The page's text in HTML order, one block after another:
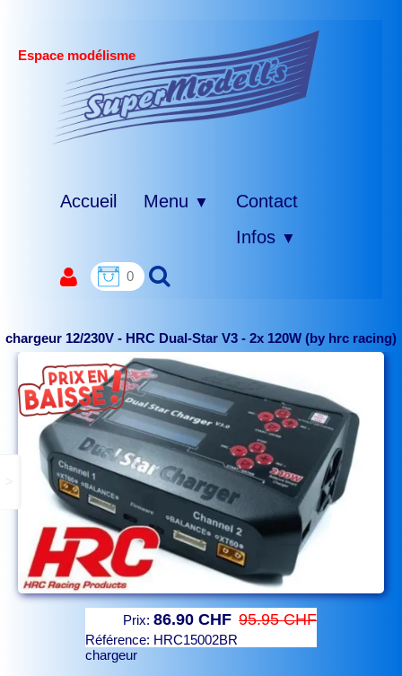
Espace modélisme
Accueil Menu ▼
Contact
Infos ▼
0
chargeur 12/230V - HRC Dual-Star V3 - 2x 120W (by hrc racing)
Prix: 86.90 CHF 95.95 CHF
Référence: HRC15002BR
chargeur